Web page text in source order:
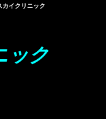
カイクリニック
ック